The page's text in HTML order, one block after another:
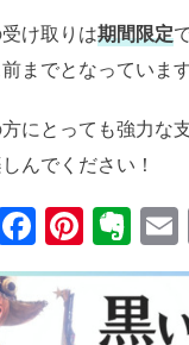
け取りは期間限定
までとなっています
にとっても強力な
んでください！
F
a
c
Pi
nt
er
E
v
er